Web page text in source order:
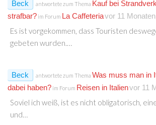
Beck antwortete zum Thema Kauf bei
strafbar? im Forum La Caffeteriavor 11
Es ist vorgekommen, dass Touristen
gebeten wurden.…
Beck antwortete zum Thema Was muss man in
dabei haben? im Forum Reisen in Italienvor 11
Soviel ich weiß, ist es nicht obligatorisch,
und…